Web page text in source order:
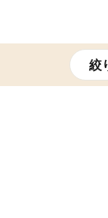
絞